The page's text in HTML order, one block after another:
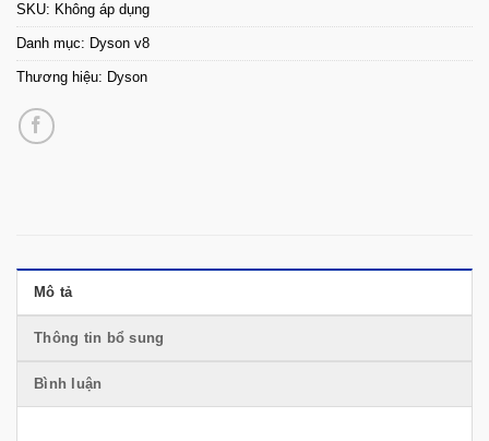
SKU: Không áp dụng
Danh mục: Dyson v8
Thương hiệu: Dyson
Mô tả
Thông tin bổ sung
Bình luận